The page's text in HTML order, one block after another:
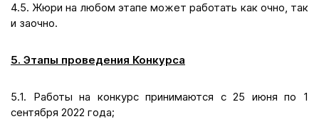
4.5. Жюри на любом этапе может работать как очно, так
и заочно.
5. Этапы проведения Конкурса
5.1. Работы на конкурс принимаются с 25 июня по 1
сентября 2022 года;